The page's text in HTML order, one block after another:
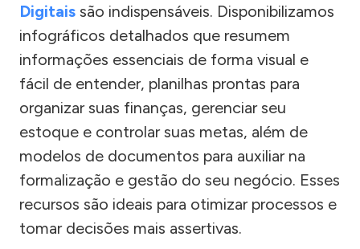
Digitais são indispensáveis. Disponibilizamos
infográficos detalhados que resumem
informações essenciais de forma visual e
fácil de entender, planilhas prontas para
organizar suas finanças, gerenciar seu
estoque e controlar suas metas, além de
modelos de documentos para auxiliar na
formalização e gestão do seu negócio. Esses
recursos são ideais para otimizar processos e
tomar decisões mais assertivas.